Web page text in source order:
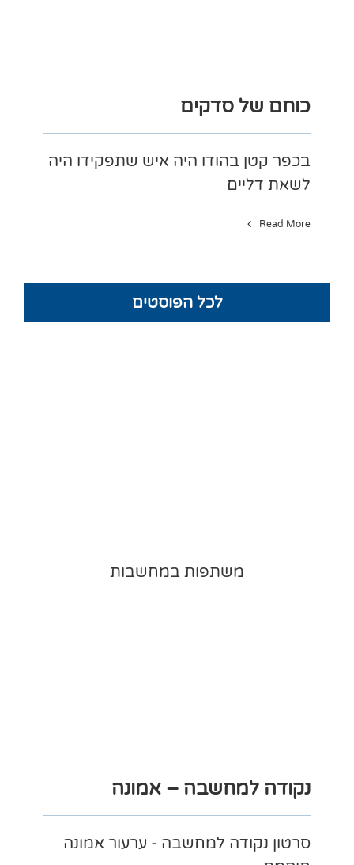
כוחם של סדקים
בכפר קטן בהודו היה איש שתפקידו היה
לשאת דליים
Read More
לכל הפוסטים
משתפות במחשבות
נקודה למחשבה – אמונה
סרטון נקודה למחשבה - ערעור אמונה